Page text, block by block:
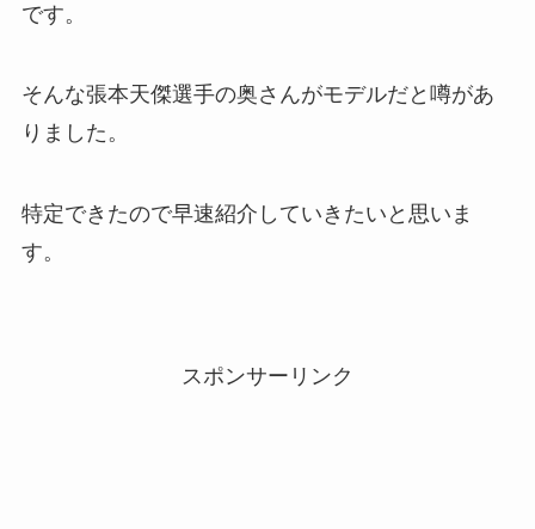
です。
そんな張本天傑選手の奥さんがモデルだと噂があ
りました。
特定できたので早速紹介していきたいと思いま
す。
スポンサーリンク